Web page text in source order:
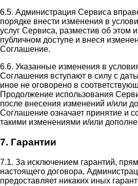
6.5. Администрация Сервиса
порядке внести изменения в
услуг Сервиса, разместив об этом
публичном доступе и внеся
Соглашение.
6.6. Указанные изменения в
Соглашения вступают в силу с
иное не оговорено в
Продолжение использования
после внесения изменений и/или
Соглашение означает принятие и
такими изменениями и/или
7. Гарантии
7.1. За исключением гарантий,
настоящего договора,
предоставляет никаких иных